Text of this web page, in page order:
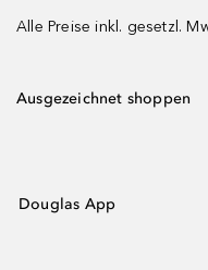
Alle Preise inkl. gesetzl.
Ausgezeichnet shoppen
Douglas App